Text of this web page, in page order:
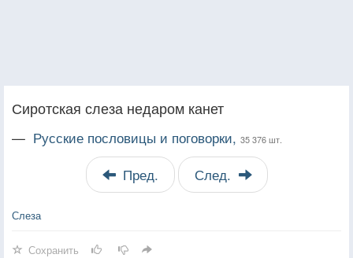
Сиротская слеза недаром канет
— Русские пословицы и поговорки, 35 376 шт.
Пред. След.
Слеза
Сохранить